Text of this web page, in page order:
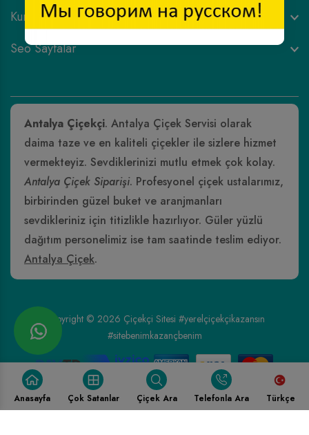
Anasayfa Çok Satanlar Çiçek Ara Telefonla Ara Türkçe
Kurumsal & Gizlilik
Seo Sayfalar
Antalya Çiçekçi. Antalya Çiçek Servisi olarak
daima taze ve en kaliteli çiçekler ile sizlere hizmet
vermekteyiz. Sevdiklerinizi mutlu etmek çok kolay.
Antalya Çiçek Siparişi. Profesyonel çiçek ustalarımız,
birbirinden güzel buket ve aranjmanları
sevdikleriniz için titizlikle hazırlıyor. Güler yüzlü
dağıtım personelimiz ise tam saatinde teslim ediyor.
Antalya Çiçek.
Copyright © 2026 Çiçekçi Sitesi #yerelçiçekçikazansın
#sitebenimkazançbenim